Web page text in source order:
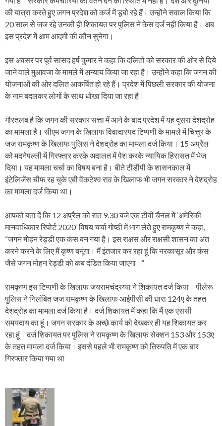
की यात्रा करते हुए जगन प्रदेश को कर्ज में डूबो रहे हैं। उन्होंने सवाल किया कि
20 साल से जज रहे उनकी ही शिकायत पर पुलिस ने केस दर्ज नहीं किया है। अब
इस प्रदेश में आम आदमी की कौन सुनेगा।
इस अवसर पर पूर्व सांसद हर्ष कुमार ने कहा कि दलितों को सरकार की ओर से दिये
जाने वाले मुआवजा के मामले में अन्याय किया जा रहा है। उन्होंने कहा कि जगन की
योजनाओं की ओर दलित आकर्षित हो रहे हैं। प्रदेश में पिछली सरकार की योजना
के नाम बदलकर लोगों के साथ धोखा दिया जा रहा है।
गौरतलब है कि जगन की सरकार सत्ता में आने के बाद प्रदेश में यह दूसरा देशद्रोह
का मामला है। सीएम जगन के खिलाफ विवादास्पद टिप्पणी के मामले में चित्तूर के
जज रामकृष्ण के खिलाफ पुलिस ने देशद्रोह का मामला दर्ज किया। 15 अप्रैल
को मदनेपल्ली में गिरफ्तार करके अदालत में पेश करके न्यायिक हिरासत में भेज
दिया। यह मामला चर्चा का विषय बना है। बीते टीडीपी के शासनकाल में
इंटेलिजेंस चीफ रह चुके एबी वेंकटेश्व राव के खिलाफ भी जगन सरकार ने देशद्रोह
का मामला दर्ज किया था।
आपको बता दें कि 12 अप्रैल को रात 9.30 बजे एक टीवी चैनल में ‘अमेरिकी
मानवाधिकार रिपोर्ट 2020’ विषय चर्चा गोष्ठी में भाग लेते हुए रामकृष्ण ने कहा,
“जगन मोहन रेड्डी एक कंस बन गया है। इस राक्षस और राक्षसी शासन का अंत
करने करने के लिए मैं कृष्ण बनूंगा। मैं इंतजार कर रहा हूं कि नरकासूर और कंस
जैसे जगन मोहन रेड्डी को कब दंडित किया जाएगा।”
रामकृष्ण इस टिप्पणी के खिलाफ जयरामचंद्रय्या ने शिकायत दर्ज किया। पीलेरू
पुलिस ने निलंबित जज रामकृष्ण के खिलाफ आईपीसी की धारा 124ए के तहत
देशद्रोह का मामला दर्ज किया है। दर्ज शिकायत में कहा कि मैं एक एससी
समयदाय का हूं। जगन सरकार के अच्छे कार्य को देखकर ही यह शिकायत कर
रहा हूं। दर्ज शिकायत पर पुलिस ने रामकृष्ण के खिलाफ सेक्शन 153 और 153ए
के तहत मामला दर्ज किया। इससे पहले भी रामकृष्ण को तिरुपति में एक बार
गिरफ्तार किया गया था